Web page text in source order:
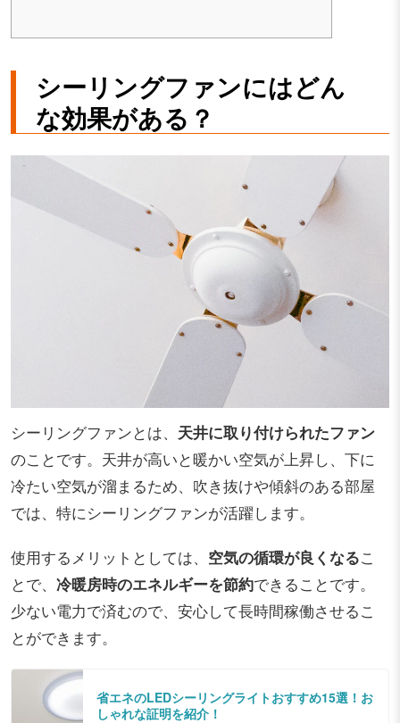
シーリングファンにはどん
な効果がある？
シーリングファンとは、 天井に取り付けられたファン
のことです。天井が高いと暖かい空気が上昇し、下に
冷たい空気が溜まるため、吹き抜けや傾斜のある部屋
では、特にシーリングファンが活躍します。
使用するメリットとしては、 空気の循環が良くなるこ
とで、 冷暖房時のエネルギーを節約できることです。
少ない電力で済むので、安心して長時間稼働させるこ
とができます。
省エネのLEDシーリングライトおすすめ15選！お
しゃれな証明を紹介！